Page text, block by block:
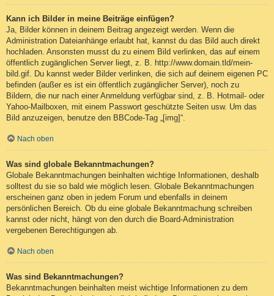
Kann ich Bilder in meine Beiträge einfügen?
Ja, Bilder können in deinem Beitrag angezeigt werden. Wenn die
Administration Dateianhänge erlaubt hat, kannst du das Bild auch direkt
hochladen. Ansonsten musst du zu einem Bild verlinken, das auf einem
öffentlich zugänglichen Server liegt, z. B. http://www.domain.tld/mein-
bild.gif. Du kannst weder Bilder verlinken, die sich auf deinem eigenen PC
befinden (außer es ist ein öffentlich zugänglicher Server), noch zu
Bildern, die nur nach einer Anmeldung verfügbar sind, z. B. Hotmail- oder
Yahoo-Mailboxen, mit einem Passwort geschützte Seiten usw. Um das
Bild anzuzeigen, benutze den BBCode-Tag „[img]“.
Nach oben
Was sind globale Bekanntmachungen?
Globale Bekanntmachungen beinhalten wichtige Informationen, deshalb
solltest du sie so bald wie möglich lesen. Globale Bekanntmachungen
erscheinen ganz oben in jedem Forum und ebenfalls in deinem
persönlichen Bereich. Ob du eine globale Bekanntmachung schreiben
kannst oder nicht, hängt von den durch die Board-Administration
vergebenen Berechtigungen ab.
Nach oben
Was sind Bekanntmachungen?
Bekanntmachungen beinhalten meist wichtige Informationen zu dem